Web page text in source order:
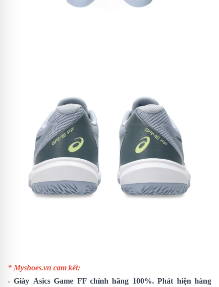
* Myshoes.vn cam kết:
-Giày Asics Game FFchính hãng 100%. Phát hiện hàng